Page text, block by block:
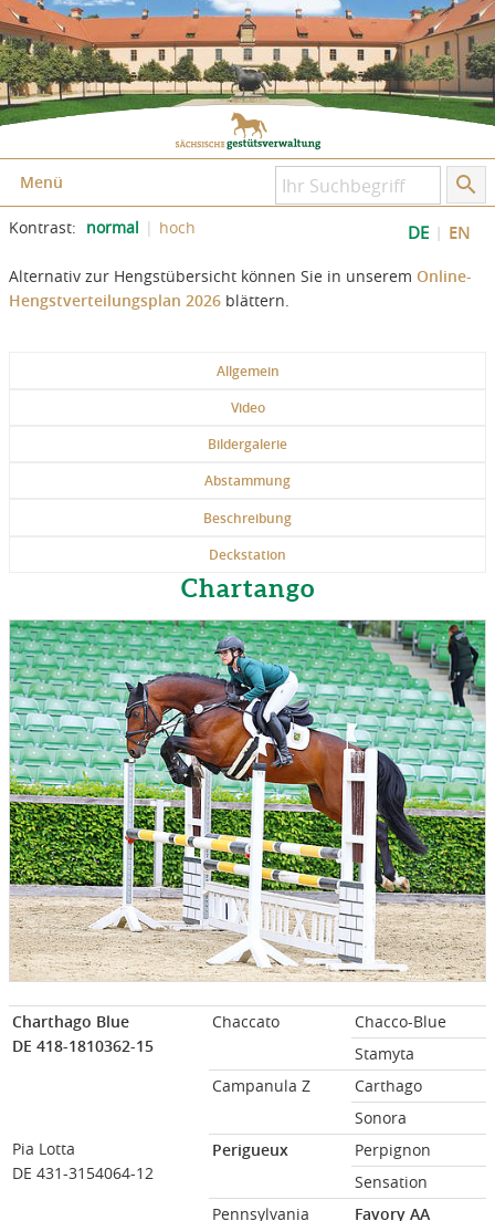
Zum Inhalt springen
Zum Seitenfuß springen
Menü
Kontrast: normal hoch EN
DE
Alternativ zur Hengstübersicht können Sie in unserem Online-
Hengstverteilungsplan 2026 blättern.
Allgemein
Video
Bildergalerie
Abstammung
Beschreibung
Deckstation
Chartango
Charthago Blue
DE 418-1810362-15
Chaccato
Chacco-Blue
Stamyta
Campanula Z
Carthago
Sonora
Pia Lotta
DE 431-3154064-12
Perigueux
Perpignon
Sensation
Pennsylvania
Favory AA